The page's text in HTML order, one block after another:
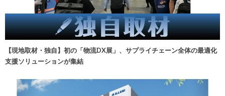
【現地取材・独自】初の「物流DX展」、サプライチェーン全体の最適化
支援ソリューションが集結